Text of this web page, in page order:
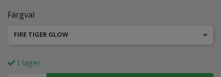
Färgval
FIRE TIGER GLOW
I lager.